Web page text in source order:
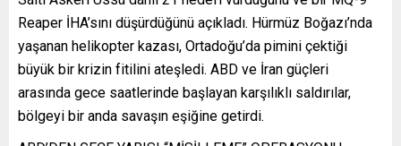
Reaper İHA’sını düşürdüğünü açıkladı. Hürmüz Boğazı’nda
yaşanan helikopter kazası, Ortadoğu’da pimini çektiği
büyük bir krizin fitilini ateşledi. ABD ve İran güçleri
arasında gece saatlerinde başlayan karşılıklı saldırılar,
bölgeyi bir anda savaşın eşiğine getirdi.